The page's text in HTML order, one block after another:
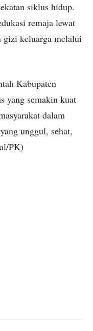
siklus hidup.
remaja lewat
gizi keluarga melalui
Kabupaten
yang semakin kuat
dalam
unggul, sehat,
PK)